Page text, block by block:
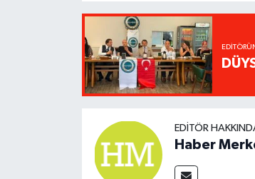
EDITÖR
Haber